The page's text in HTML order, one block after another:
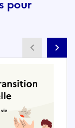
pour